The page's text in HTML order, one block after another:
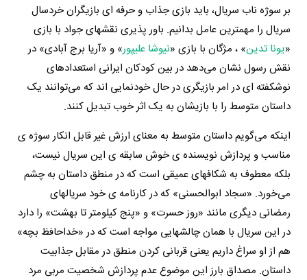
بر سوژه ناب سریال، باید بازی جذاب و حرفه ای بازیگران خردسال
سریال را مهمترین عامل بدانیم. باور پذیری نقشهای جواد با بازی
«یونا تدین» ، مژگان با بازی «نیوشا علیپور» و «آریا برج آبادی» در
نقش رسول نشان می‌دهد در بین کودکان ایرانی استعدادهای
نوشکفته ای در امر بازیگری در حال خودنمایی اند که می‌توانند یک
داستان متوسط را با بازیشان به یک اثر خوب تبدیل کنند.
اینکه می‌گویم داستان متوسط به معنای ارزش غیر قابل انکار سوژه ی
مناسب و پردازش نویسنده ی خوش سابقه ی این سریال نیست،
بلکه معطوف به شکافهای عمیقی است که در منطق داستان به چشم
می‌خورد. «سجاد ابوالحسنی» که در کارنامه ی خود سریالهای
رمضانی دیگری مانند «روز حسرت» و «پنج کیلومتر تا بهشت» را دارد
در این سریال با همان چالشهایی مواجه است که در «خداحافظ بچه»
هم از او سراغ داریم یعنی قربانی کردن منطق در مقابل جذابیت
داستان. مصداق بارز این موضوع عدم پردازش شخصیت مربی مرد